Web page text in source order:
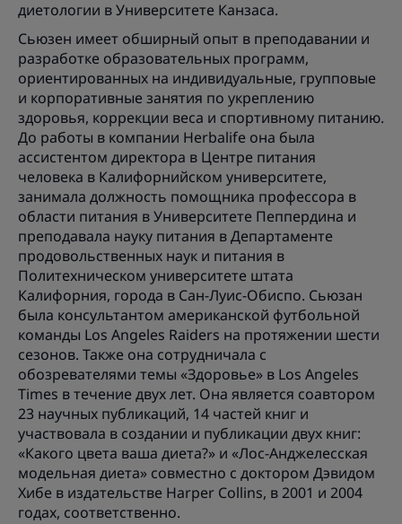
диетологии в Университете Канзаса.
Сьюзен имеет обширный опыт в преподавании и
разработке образовательных программ,
ориентированных на индивидуальные, групповые
и корпоративные занятия по укреплению
здоровья, коррекции веса и спортивному питанию.
До работы в компании Herbalife она была
ассистентом директора в Центре питания
человека в Калифорнийском университете,
занимала должность помощника профессора в
области питания в Университете Пеппердина и
преподавала науку питания в Департаменте
продовольственных наук и питания в
Политехническом университете штата
Калифорния, города в Сан-Луис-Обиспо. Сьюзан
была консультантом американской футбольной
команды Los Angeles Raiders на протяжении шести
сезонов. Также она сотрудничала с
обозревателями темы «Здоровье» в Los Angeles
Times в течение двух лет. Она является соавтором
23 научных публикаций, 14 частей книг и
участвовала в создании и публикации двух книг:
«Какого цвета ваша диета?» и «Лос-Анджелесская
модельная диета» совместно с доктором Дэвидом
Хибе в издательстве Harper Collins, в 2001 и 2004
годах, соответственно.